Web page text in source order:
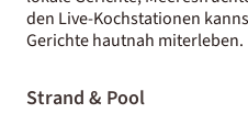
den Live-Kochstationen
Gerichte hautnah miterleben.
Strand & Pool